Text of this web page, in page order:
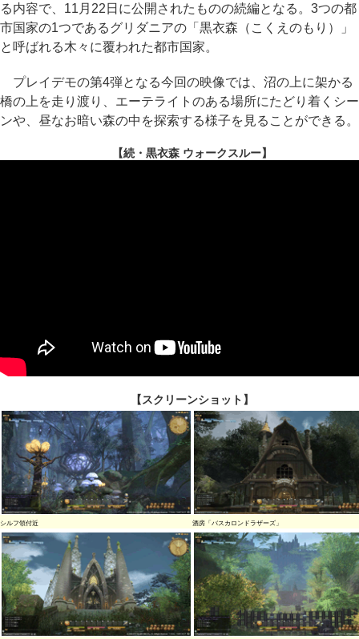
る内容で、11月22日に公開されたものの続編となる。3つの都
市国家の1つであるグリダニアの「黒衣森（こくえのもり）」
と呼ばれる木々に覆われた都市国家。
プレイデモの第4弾となる今回の映像では、沼の上に架かる
橋の上を走り渡り、エーテライトのある場所にたどり着くシー
ンや、昼なお暗い森の中を探索する様子を見ることができる。
【続・黒衣森 ウォークスルー】
【スクリーンショット】
シルフ領付近 酒房「バスカロンドラザーズ」